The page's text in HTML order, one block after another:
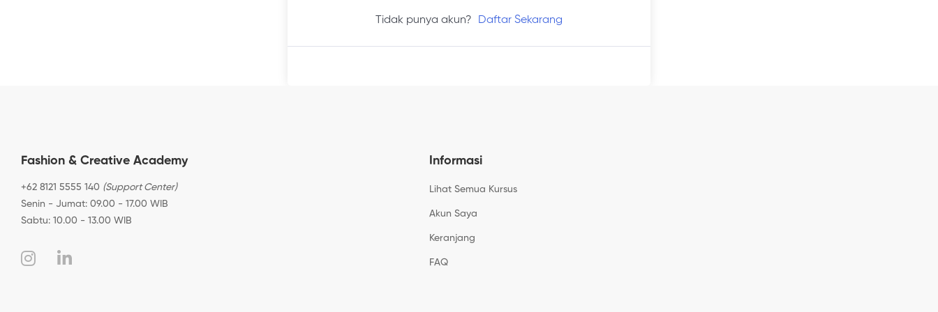
Tidak punya akun? Daftar Sekarang
Fashion & Creative Academy
+62 8121 5555 140 (Support Center)
Senin - Jumat: 09.00 - 17.00 WIB
Sabtu: 10.00 - 13.00 WIB
Informasi
Lihat Semua Kursus
Akun Saya
Keranjang
FAQ